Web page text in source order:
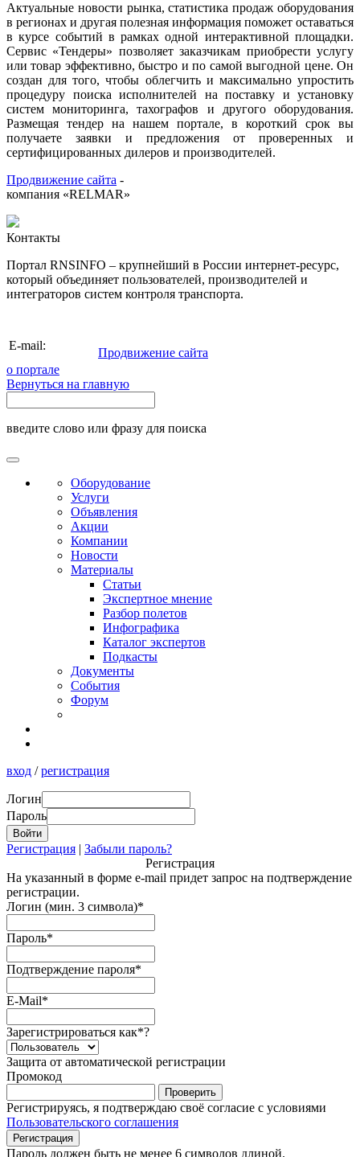
Актуальные новости рынка, статистика продаж оборудования
в регионах и другая полезная информация поможет оставаться
в курсе событий в рамках одной интерактивной площадки.
Сервис «Тендеры» позволяет заказчикам приобрести услугу
или товар эффективно, быстро и по самой выгодной цене. Он
создан для того, чтобы облегчить и максимально упростить
процедуру поиска исполнителей на поставку и установку
систем мониторинга, тахографов и другого оборудования.
Размещая тендер на нашем портале, в короткий срок вы
получаете заявки и предложения от проверенных и
сертифицированных дилеров и производителей.
Продвижение сайта -
компания «RELMAR»
Контакты
Портал RNSINFO – крупнейший в России интернет-ресурс,
который объединяет пользователей, производителей и
интеграторов систем контроля транспорта.
E-mail:
Продвижение сайта
о портале
Вернуться на главную
введите слово или фразу для поиска
Оборудование
Услуги
Объявления
Акции
Компании
Новости
Материалы
Статьи
Экспертное мнение
Разбор полетов
Инфографика
Каталог экспертов
Подкасты
Документы
События
Форум
вход /регистрация
Логин
Пароль
Регистрация | Забыли пароль?
Регистрация
На указанный в форме e-mail придет запрос на подтверждение
регистрации.
Логин (мин. 3 символа)*
Пароль*
Подтверждение пароля*
E-Mail*
Зарегистрироваться как*?
Защита от автоматической регистрации
Промокод
Регистрируясь, я подтверждаю своё согласие с условиями
Пользовательского соглашения
Пароль должен быть не менее 6 символов длиной.